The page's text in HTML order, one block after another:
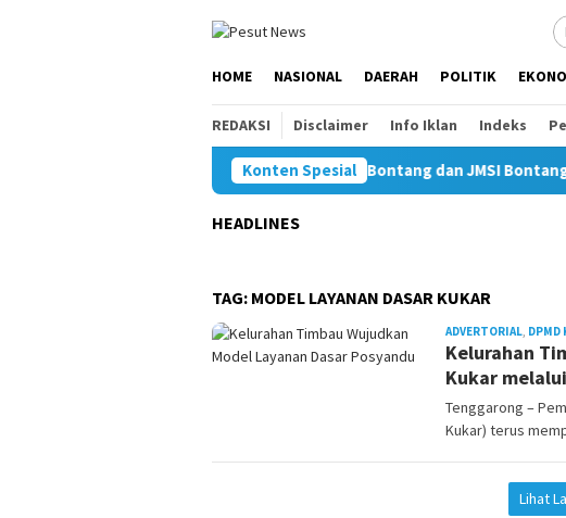
HOME NASIONAL DAERAH POLITIK
REDAKSI Disclaimer Info Iklan Indeks
Konten Spesial
Bawaslu Bontang dan JMSI Bontang
HEADLINES
TAG: MODEL LAYANAN DASAR KUKAR
ADVERTORIAL, DPMD
Kelurahan
Kukar
Tenggarong –
Kukar) terus
Lihat